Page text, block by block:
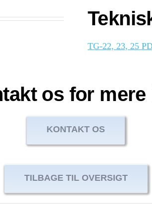
TG-22, 23, 25
os for mere
KONTAKT OS
TILBAGE TIL OVERSIGT